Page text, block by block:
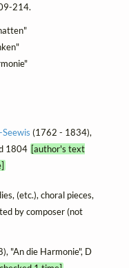
214.
(1762 - 1834),
1804 [author's text
(etc.), choral pieces,
by composer (not
"An die Harmonie", D